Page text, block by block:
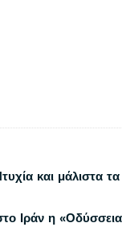
και μάλιστα
Ιράν η